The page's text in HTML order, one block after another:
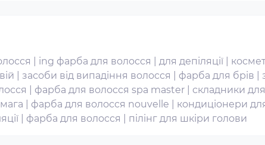
ing фарба для волосся для депіляції
засоби від випадіння волосся фарба для брів
фарба для волосся spa master
складники
фарба для волосся nouvelle
кондиціонери
фарба для волосся пілінг для шкіри голови